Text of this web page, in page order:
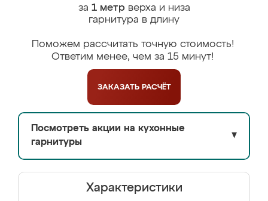
за 1 метрверха и низа
гарнитура в длину
Поможем рассчитать точную стоимость!
Ответим менее, чем за 15 минут!
ЗАКАЗАТЬ РАСЧЁТ
Посмотреть акции на кухонные
гарнитуры
▼
Характеристики